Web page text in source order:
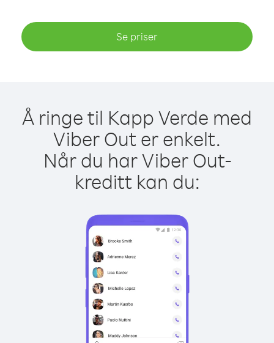
Se priser
Å ringe til Kapp Verde med
Viber Out er enkelt.
Når du har Viber Out-
kreditt kan du: